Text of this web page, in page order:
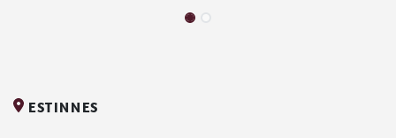
ESTINNES